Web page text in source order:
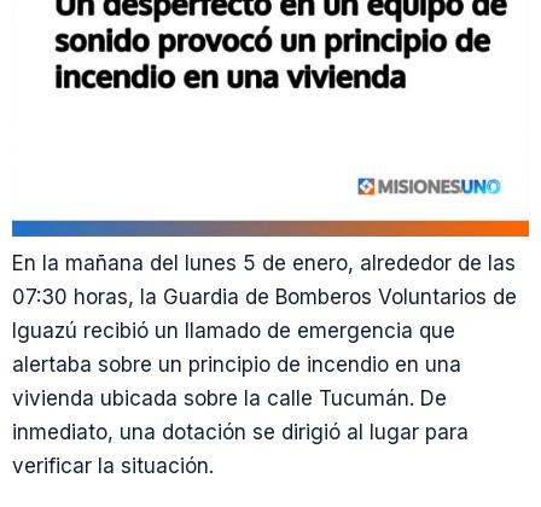
En la mañana del lunes 5 de enero, alrededor de las
07:30 horas, la Guardia de Bomberos Voluntarios de
Iguazú recibió un llamado de emergencia que
alertaba sobre un principio de incendio en una
vivienda ubicada sobre la calle Tucumán. De
inmediato, una dotación se dirigió al lugar para
verificar la situación.